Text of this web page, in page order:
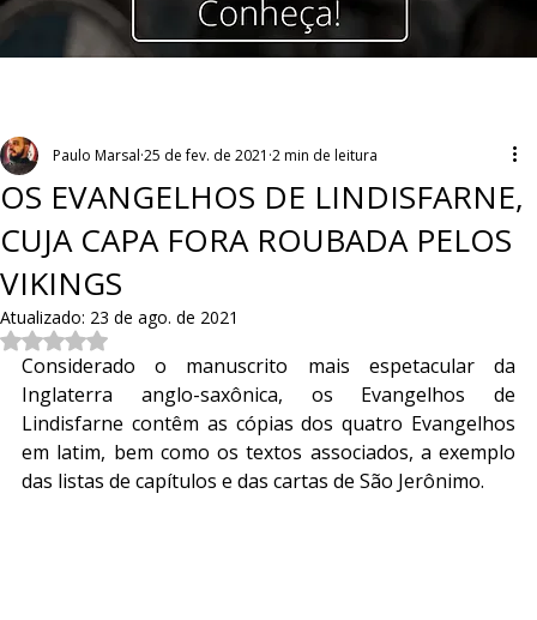
OS EVANGELHOS DE LINDISFARNE,
CUJA CAPA FORA ROUBADA PELOS
VIKINGS
Paulo Marsal 25 de fev. de 2021 2 min de leitura
Atualizado: 23 de ago. de 2021
Avaliado com NaN de 5 estrelas.
Considerado o manuscrito mais espetacular da
Inglaterra anglo-saxônica, os Evangelhos de
Lindisfarne contêm as cópias dos quatro Evangelhos
em latim, bem como os textos associados, a exemplo
das listas de capítulos e das cartas de São Jerônimo.